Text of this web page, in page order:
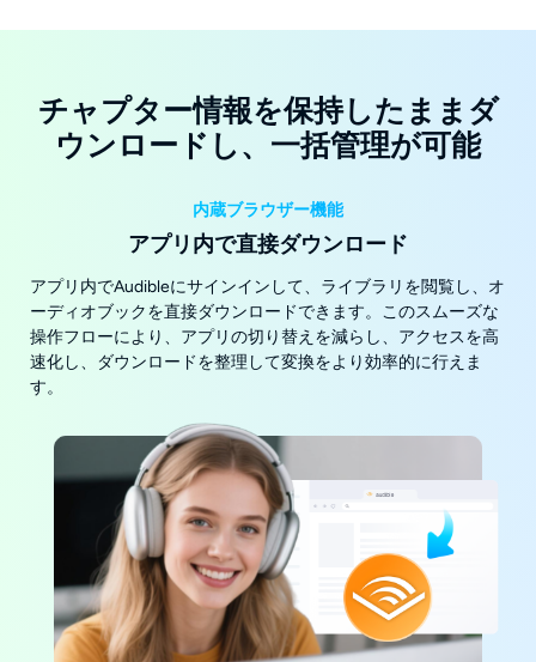
チャプター情報を保持したままダ
ウンロードし、一括管理が可能
内蔵ブラウザー機能
アプリ内で直接ダウンロード
アプリ内でAudibleにサインインして、ライブラリを閲覧し、オ
ーディオブックを直接ダウンロードできます。このスムーズな
操作フローにより、アプリの切り替えを減らし、アクセスを高
速化し、ダウンロードを整理して変換をより効率的に行えま
す。